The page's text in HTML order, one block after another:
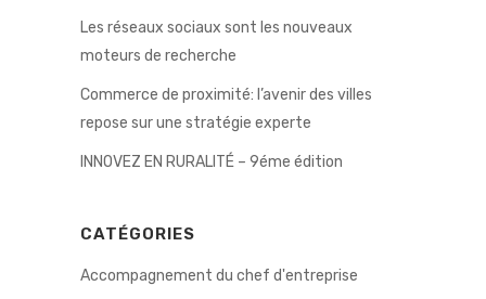
Les réseaux sociaux sont les nouveaux
moteurs de recherche
Commerce de proximité: l’avenir des villes
repose sur une stratégie experte
INNOVEZ EN RURALITÉ – 9éme édition
CATÉGORIES
Accompagnement du chef d'entreprise